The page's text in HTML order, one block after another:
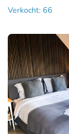
Verkocht: 66